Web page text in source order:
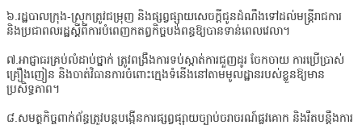
៦.រដ្ឋបាលក្រុង-ស្រុកត្រូវជម្រុញ និងផ្សព្វផ្សាយសេចក្តីជូនដំណឹងទៅដល់មន្ត្រីរាជការ
និងប្រជាពលរដ្ឋស្តីពីការបំពេញកតព្វកិច្ចបង់ពន្ធឱ្យបានទាន់ពេលវេលា។
៧.អាជ្ញាធរគ្រប់លំដាប់ថ្នាក់ ត្រូវពង្រឹងការទប់ស្កាត់ការជួញដូរ​ ចែកចាយ ការប្រើប្រាស់
គ្រឿងញៀន និងចាត់វិធានការចំពោះក្មេងទំនើងនៅតាមមូលដ្ឋានរបស់ខ្លួនឱ្យមាន
ប្រសិទ្ធភាព។
៨.សមត្ថកិច្ចពាក់ព័ន្ធត្រូវបន្តបង្កើនការផ្សព្វផ្សាយច្បាប់ចរាចរណ៍ផ្លូវគោក និងរឹតបន្តឹងការ